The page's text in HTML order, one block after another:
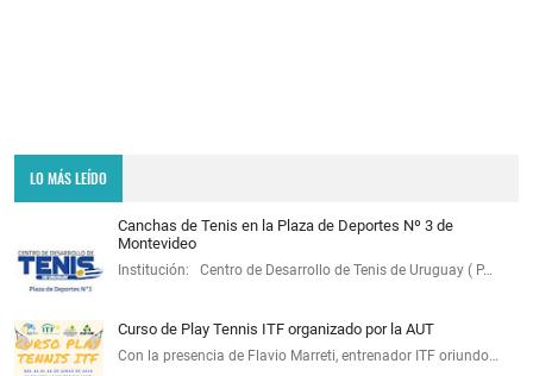
LO MÁS LEÍDO
Canchas de Tenis en la Plaza de Deportes Nº 3 de
Montevideo
Institución: Centro de Desarrollo de Tenis de Uruguay ( P…
Curso de Play Tennis ITF organizado por la AUT
Con la presencia de Flavio Marreti, entrenador ITF oriundo…